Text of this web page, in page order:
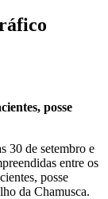
posse
30 de setembro e
entre os
posse
da Chamusca.